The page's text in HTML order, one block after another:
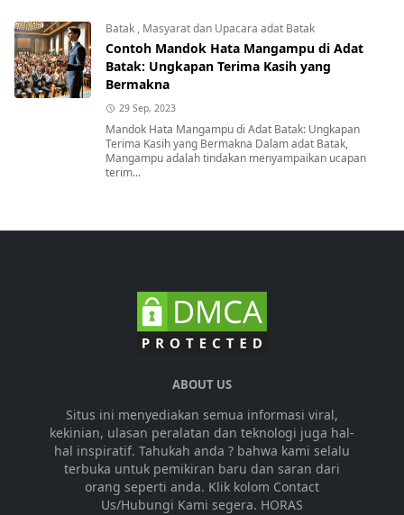
Batak , Masyarat dan Upacara adat Batak
Contoh Mandok Hata Mangampu di Adat
Batak: Ungkapan Terima Kasih yang
Bermakna
29 Sep, 2023
Mandok Hata Mangampu di Adat Batak: Ungkapan
Terima Kasih yang Bermakna Dalam adat Batak,
Mangampu adalah tindakan menyampaikan ucapan
terim...
ABOUT US
Situs ini menyediakan semua informasi viral,
kekinian, ulasan peralatan dan teknologi juga hal-
hal inspiratif. Tahukah anda ? bahwa kami selalu
terbuka untuk pemikiran baru dan saran dari
orang seperti anda. Klik kolom Contact
Us/Hubungi Kami segera. HORAS